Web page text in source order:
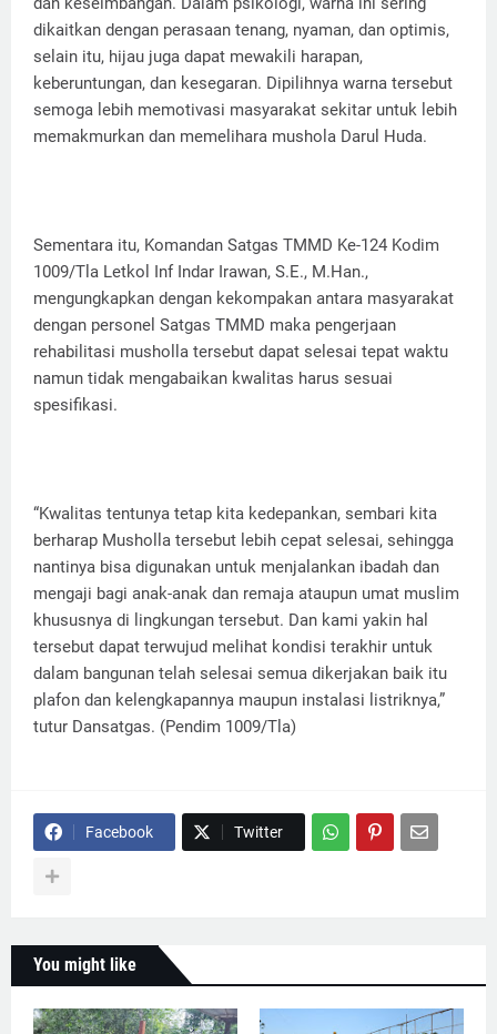
dikaitkan dengan perasaan tenang, nyaman, dan optimis,
selain itu, hijau juga dapat mewakili harapan,
keberuntungan, dan kesegaran. Dipilihnya warna tersebut
semoga lebih memotivasi masyarakat sekitar untuk lebih
memakmurkan dan memelihara mushola Darul Huda.
Sementara itu, Komandan Satgas TMMD Ke-124 Kodim
1009/Tla Letkol Inf Indar Irawan, S.E., M.Han.,
mengungkapkan dengan kekompakan antara masyarakat
dengan personel Satgas TMMD maka pengerjaan
rehabilitasi musholla tersebut dapat selesai tepat waktu
namun tidak mengabaikan kwalitas harus sesuai
spesifikasi.
“Kwalitas tentunya tetap kita kedepankan, sembari kita
berharap Musholla tersebut lebih cepat selesai, sehingga
nantinya bisa digunakan untuk menjalankan ibadah dan
mengaji bagi anak-anak dan remaja ataupun umat muslim
khususnya di lingkungan tersebut. Dan kami yakin hal
tersebut dapat terwujud melihat kondisi terakhir untuk
dalam bangunan telah selesai semua dikerjakan baik itu
plafon dan kelengkapannya maupun instalasi listriknya,”
tutur Dansatgas. (Pendim 1009/Tla)
Facebook Twitter
You might like